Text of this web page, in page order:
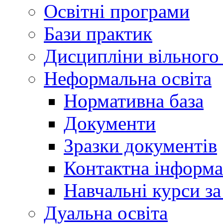
Освітні програми
Бази практик
Дисципліни
Неформальна освіта
Нормативна база
Документи
Зразки документів
Контактна
Навчальні курси
Дуальна освіта